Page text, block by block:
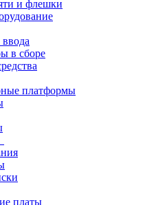
и флешки
ввода
в сборе
платформы
платы